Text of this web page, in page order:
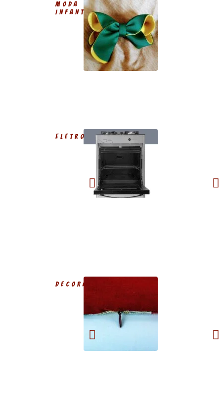
MODA
INFANTIL
ELETRODOMÉSTICO
DECORAÇÃO